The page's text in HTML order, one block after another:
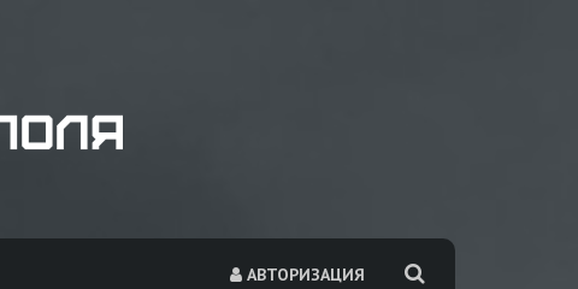
АВТОРИЗАЦИЯ